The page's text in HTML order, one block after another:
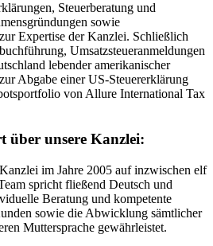
Steuerberatung und
sowie
Expertise der Kanzlei. Schließlich
Umsatzsteueranmeldungen
lebender amerikanischer
Abgabe einer US-Steuererklärung
von Allure International Tax
über unsere Kanzlei:
im Jahre 2005 auf inzwischen elf
spricht fließend Deutsch und
Beratung und kompetente
sowie die Abwicklung sämtlicher
Muttersprache gewährleistet.